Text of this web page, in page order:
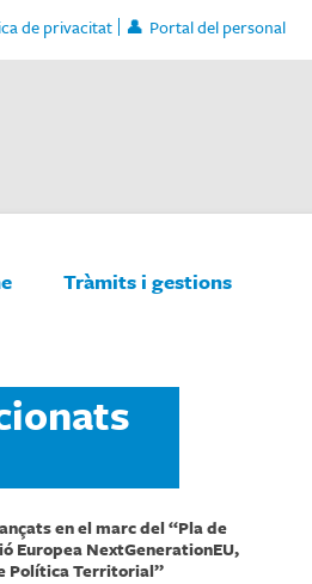
de privacitat Portal del personal
Tràmits i gestions
en el marc del “Pla de
Europea NextGenerationEU,
Política Territorial”